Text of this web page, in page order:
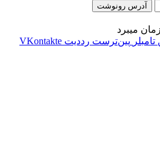
آدرس رونوشت
‫تامبلر ‫پین‌ترست ‫رددیت ‫VKontakte